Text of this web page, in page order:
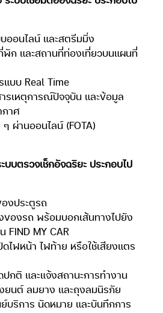
ออนไลน์ และสตรีมมิ่ง
พัก และสถานที่ท่องเที่ยวบนแผนที่
แบบ Real Time
รเหตุการณ์ปัจจุบัน และข้อมูล
าศ
ผ่านออนไลน์ (FOTA)
บตรวจเช็กอัจฉริยะ ประกอบไป
งประตูรถ
องรถ พร้อมบอกเส้นทางไปยัง
FIND MY CAR
ดไฟหน้า ไฟท้าย หรือใช้เสียงแตร
กติ และแจ้งสถานะการทำงาน
ยนต์ ลมยาง และถุงลมนิรภัย
บริการ นัดหมาย และบันทึกการ